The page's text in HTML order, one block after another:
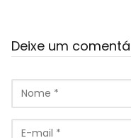
Deixe um